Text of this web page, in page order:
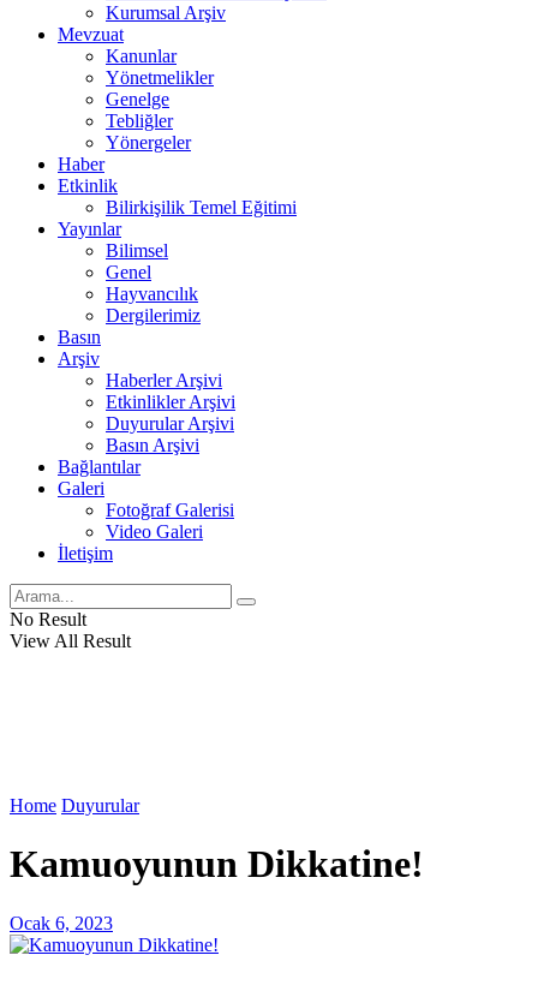
Kurumsal Arşiv
Mevzuat
Kanunlar
Yönetmelikler
Genelge
Tebliğler
Yönergeler
Haber
Etkinlik
Bilirkişilik Temel Eğitimi
Yayınlar
Bilimsel
Genel
Hayvancılık
Dergilerimiz
Basın
Arşiv
Haberler Arşivi
Etkinlikler Arşivi
Duyurular Arşivi
Basın Arşivi
Bağlantılar
Galeri
Fotoğraf Galerisi
Video Galeri
İletişim
No Result
View All Result
Home Duyurular
Kamuoyunun Dikkatine!
Ocak 6, 2023